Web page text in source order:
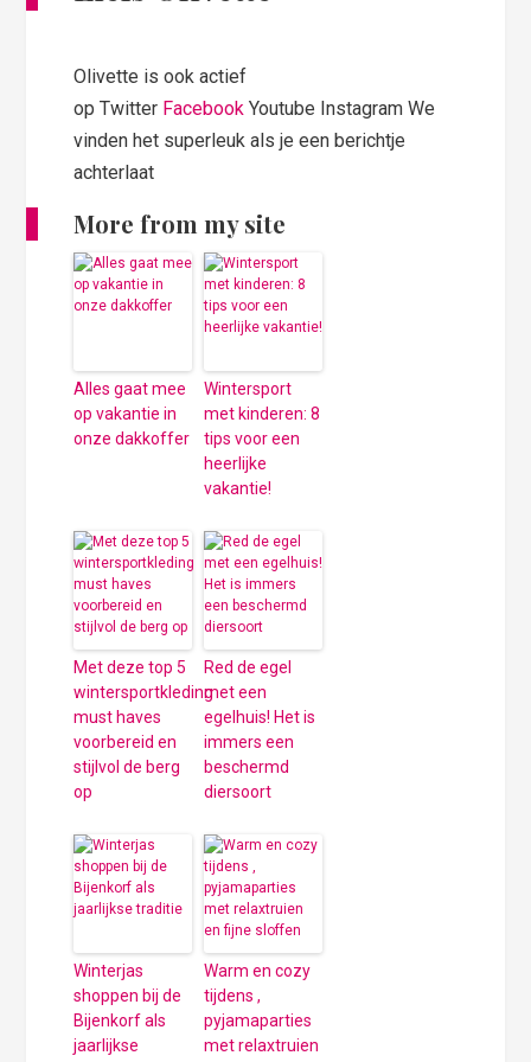
Olivette is ook actief
op Twitter Facebook Youtube Instagram We
vinden het superleuk als je een berichtje
achterlaat
More from my site
Alles gaat mee
op vakantie in
onze dakkoffer
Wintersport
met kinderen: 8
tips voor een
heerlijke
vakantie!
Met deze top 5
wintersportkleding
must haves
voorbereid en
stijlvol de berg
op
Red de egel
met een
egelhuis! Het is
immers een
beschermd
diersoort
Winterjas
shoppen bij de
Bijenkorf als
jaarlijkse
Warm en cozy
tijdens ,
pyjamaparties
met relaxtruien